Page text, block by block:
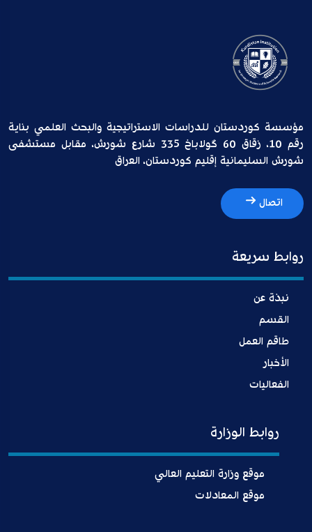
مؤسسة كوردستان للدراسات الاستراتيجية والبحث العلمي بناية
رقم 10، زقاق 60 گولاباخ 335 شارع شورش، مقابل مستشفى
شورش السليمانية إقليم كوردستان، العراق
اتصال
روابط سريعة
نبذة عن
القسم
طاقم العمل
الأخبار
الفعاليات
روابط الوزارة
موقع وزارة التعليم العالي
موقع المعادلات